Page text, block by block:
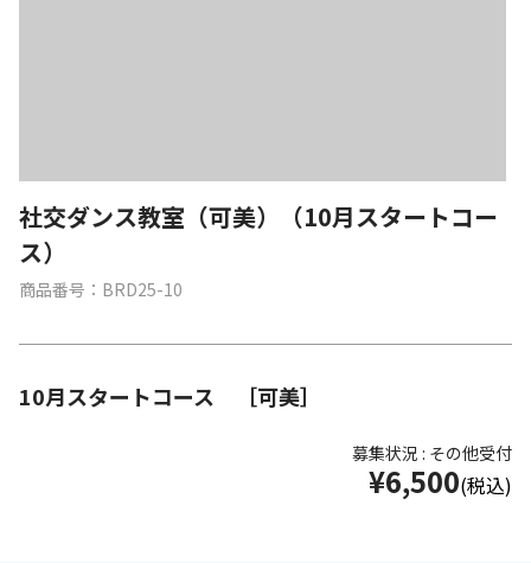
社交ダンス教室（可美）（10月スタートコー
ス）
商品番号：BRD25-10
10月スタートコース ［可美］
募集状況 : その他受付
¥6,500(税込)